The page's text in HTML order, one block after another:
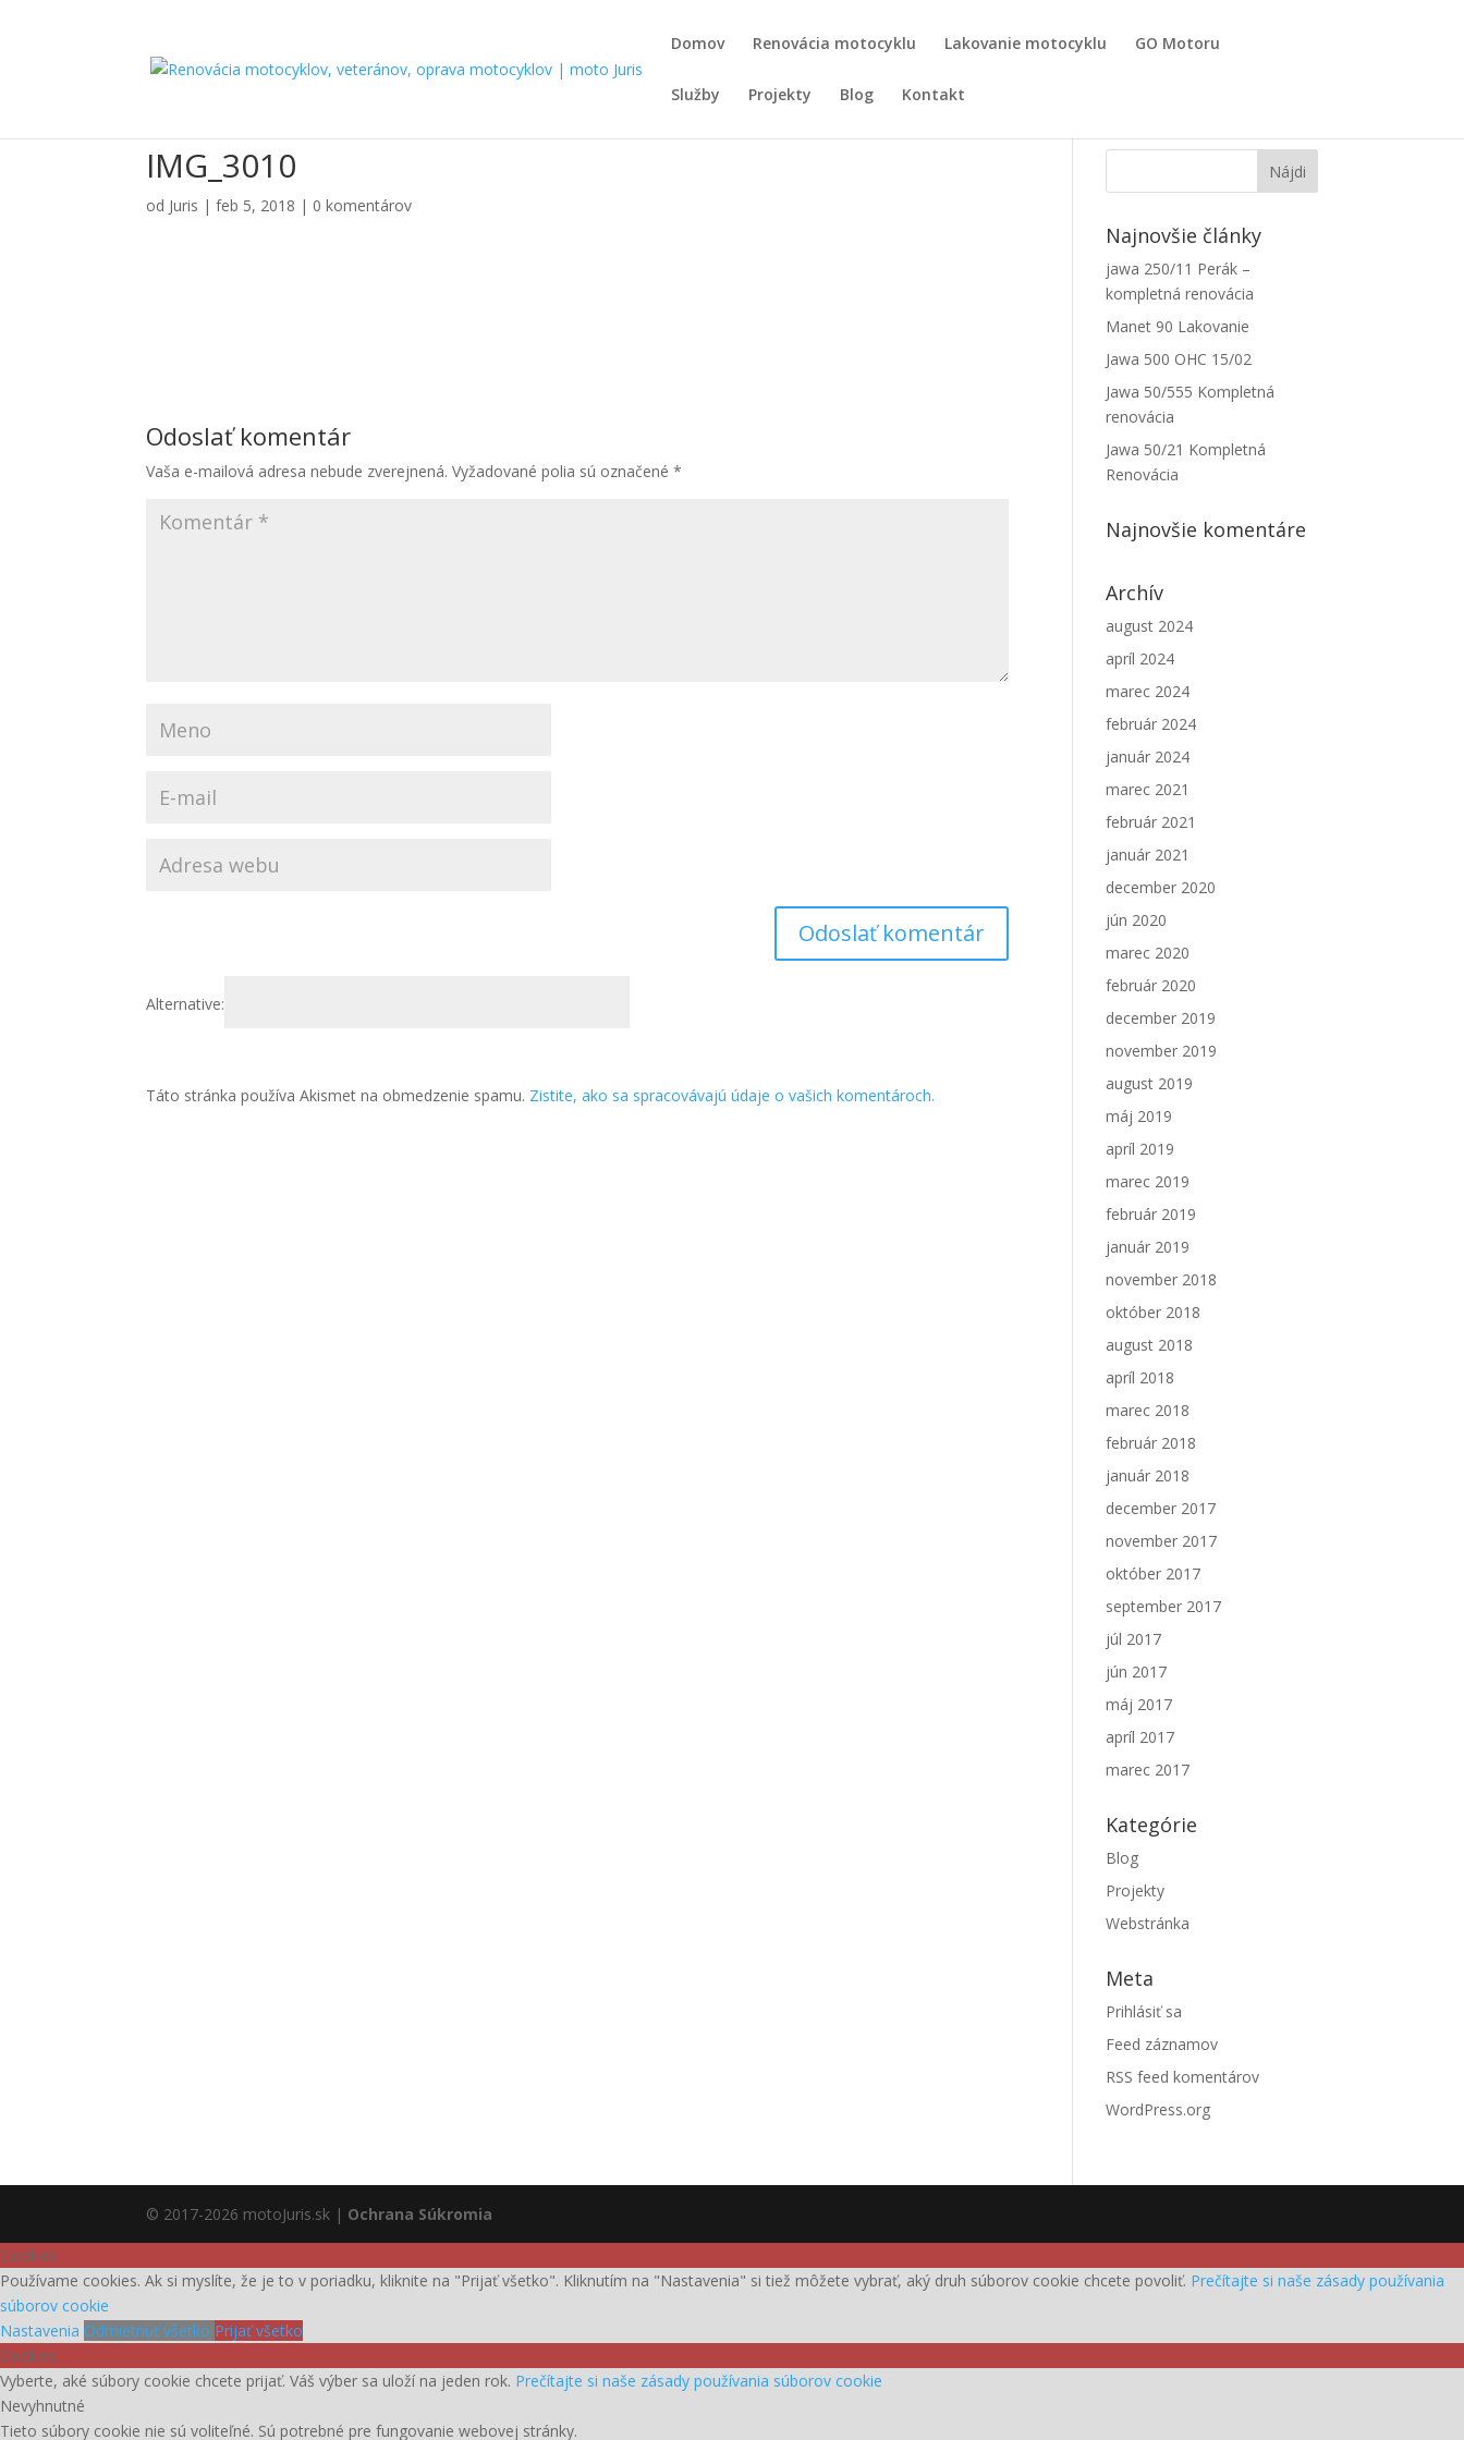
Domov Renovácia motocyklu Lakovanie motocyklu GO Motoru
Služby Projekty Blog Kontakt
IMG_3010
od Juris |feb 5, 2018 | 0 komentárov
Odoslať komentár
Vaša e-mailová adresa nebude zverejnená. Vyžadované polia sú označené*
Alternative:
Táto stránka používa Akismet na obmedzenie spamu. Zistite, ako sa spracovávajú údaje o vašich komentároch.
Najnovšie články
jawa 250/11 Perák –
kompletná renovácia
Manet 90 Lakovanie
Jawa 500 OHC 15/02
Jawa 50/555 Kompletná
renovácia
Jawa 50/21 Kompletná
Renovácia
Najnovšie komentáre
Archív
august 2024
apríl 2024
marec 2024
február 2024
január 2024
marec 2021
február 2021
január 2021
december 2020
jún 2020
marec 2020
február 2020
december 2019
november 2019
august 2019
máj 2019
apríl 2019
marec 2019
február 2019
január 2019
november 2018
október 2018
august 2018
apríl 2018
marec 2018
február 2018
január 2018
december 2017
november 2017
október 2017
september 2017
júl 2017
jún 2017
máj 2017
apríl 2017
marec 2017
Kategórie
Blog
Projekty
Webstránka
Meta
Prihlásiť sa
Feed záznamov
RSS feed komentárov
WordPress.org
© 2017-2026 motoJuris.sk | Ochrana Súkromia
Cookies
Používame cookies. Ak si myslíte, že je to v poriadku, kliknite na "Prijať všetko". Kliknutím na "Nastavenia" si tiež môžete vybrať, aký druh súborov cookie chcete povoliť. Prečítajte si naše zásady používania
súborov cookie
Nastavenia Odmietnuť všetko Prijať všetko
Cookies
Vyberte, aké súbory cookie chcete prijať. Váš výber sa uloží na jeden rok. Prečítajte si naše zásady používania súborov cookie
Nevyhnutné
Tieto súbory cookie nie sú voliteľné. Sú potrebné pre fungovanie webovej stránky.